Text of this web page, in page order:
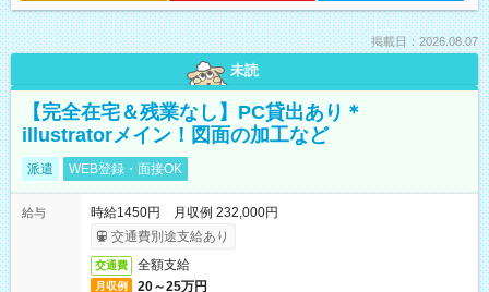
掲載日：2026.08.07
未読
【完全在宅＆残業なし】PC貸出あり＊
illustratorメイン！図面の加工など
派遣 WEB登録・面接OK
給与
時給1450円 月収例 232,000円
交通費別途支給あり
交通費 全額支給
月収例 20～25万円